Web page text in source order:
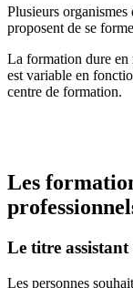
Plusieurs
proposent de se
La formation dure en
est variable en
centre de formation.
Les
Le titre
Les personnes